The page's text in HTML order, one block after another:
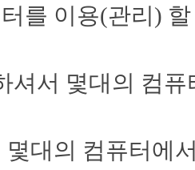
를 이용(관리)
셔서 몇대의 컴
몇대의 컴퓨터에